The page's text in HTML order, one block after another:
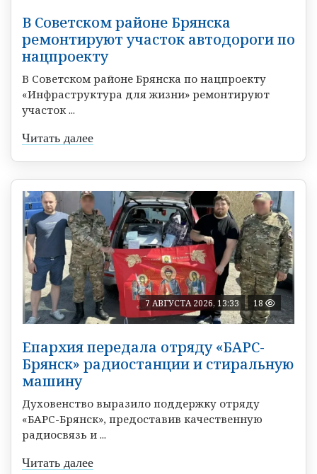
В Советском районе Брянска
ремонтируют участок автодороги по
нацпроекту
В Советском районе Брянска по нацпроекту
«Инфраструктура для жизни» ремонтируют
участок ...
Читать далее
7 АВГУСТА 2026, 13:33 18
Епархия передала отряду «БАРС-
Брянск» радиостанции и стиральную
машину
Духовенство выразило поддержку отряду
«БАРС-Брянск», предоставив качественную
радиосвязь и ...
Читать далее